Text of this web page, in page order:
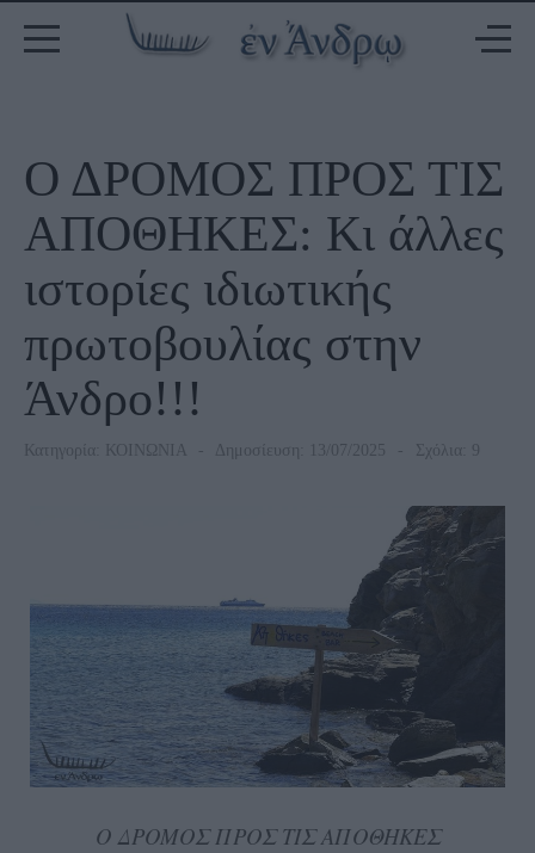
Ο ΔΡΟΜΟΣ ΠΡΟΣ ΤΙΣ
ΑΠΟΘΗΚΕΣ: Κι άλλες
ιστορίες ιδιωτικής
πρωτοβουλίας στην
Άνδρο!!!
Κατηγορία: ΚΟΙΝΩΝΙΑ Δημοσίευση: 13/07/2025 Σχόλια: 9
Ο ΔΡΟΜΟΣ ΠΡΟΣ ΤΙΣ ΑΠΟΘΗΚΕΣ